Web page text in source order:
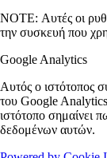
NOTE: Αυτές οι
την συσκευή που
Google Analytics
Αυτός ο ιστότοπος
του Google
ιστότοπο σημαίνει
δεδομένων αυτών.